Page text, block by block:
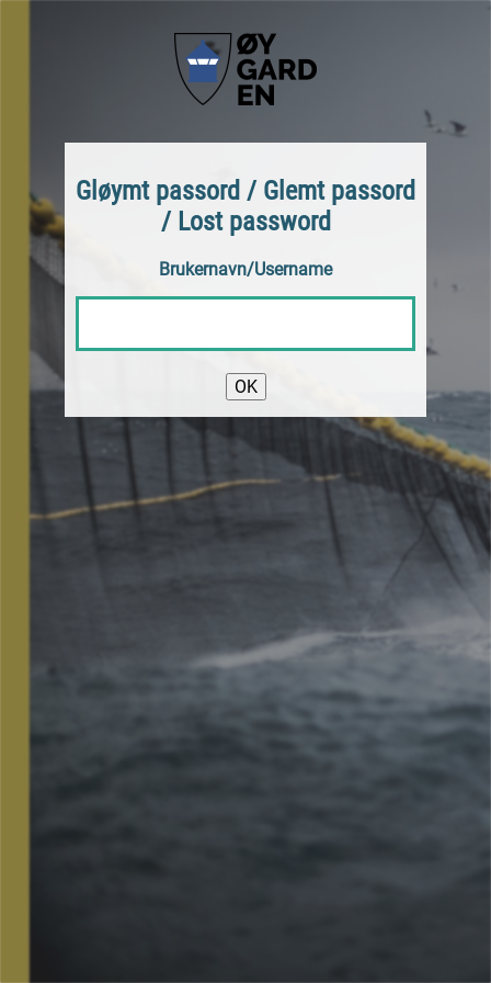
Gløymt passord / Glemt passord
/ Lost password
Brukernavn/Username